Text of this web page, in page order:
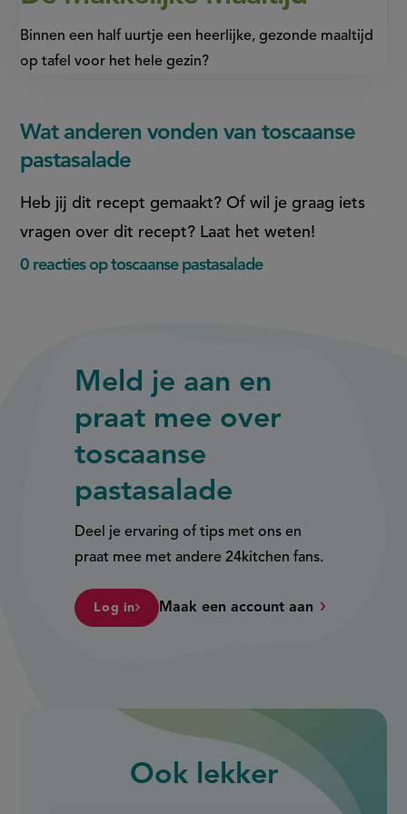
Binnen een half uurtje een heerlijke, gezonde maaltijd
op tafel voor het hele gezin?
Wat anderen vonden van toscaanse
pastasalade
Heb jij dit recept gemaakt? Of wil je graag iets
vragen over dit recept? Laat het weten!
0 reacties op toscaanse pastasalade
Meld je aan en
praat mee over
toscaanse
pastasalade
Deel je ervaring of tips met ons en
praat mee met andere 24kitchen fans.
Log in Maak een account aan
Ook lekker